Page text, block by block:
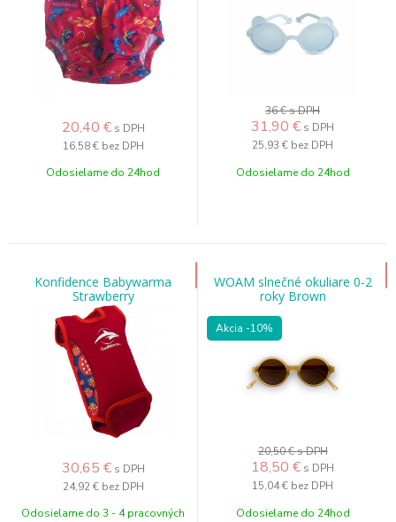
20,40 € s DPH
16,58 € bez DPH
Odosielame do 24hod
36 €s DPH
31,90 € s DPH
25,93 € bez DPH
Odosielame do 24hod
Konfidence Babywarma
Strawberry
30,65 € s DPH
24,92 € bez DPH
Odosielame do 3 - 4 pracovných
WOAM slnečné okuliare 0-2
roky Brown
Akcia -10%
20,50 €s DPH
18,50 € s DPH
15,04 € bez DPH
Odosielame do 24hod